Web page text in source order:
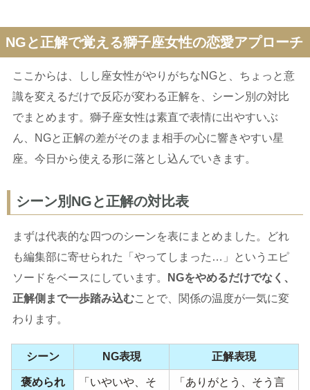
NGと正解で覚える獅子座女性の恋愛アプローチ
ここからは、しし座女性がやりがちなNGと、ちょっと意
識を変えるだけで反応が変わる正解を、シーン別の対比
でまとめます。獅子座女性は素直で表情に出やすいぶ
ん、NGと正解の差がそのまま相手の心に響きやすい星
座。今日から使える形に落とし込んでいきます。
シーン別NGと正解の対比表
まずは代表的な四つのシーンを表にまとめました。どれ
も編集部に寄せられた「やってしまった…」というエピ
ソードをベースにしています。
NGをやめるだけでなく、
正解側まで一歩踏み込むことで、関係の温度が一気に変
わります。
シーン NG表現 正解表現
褒められ
「いやいや、そ
「ありがとう、そう言